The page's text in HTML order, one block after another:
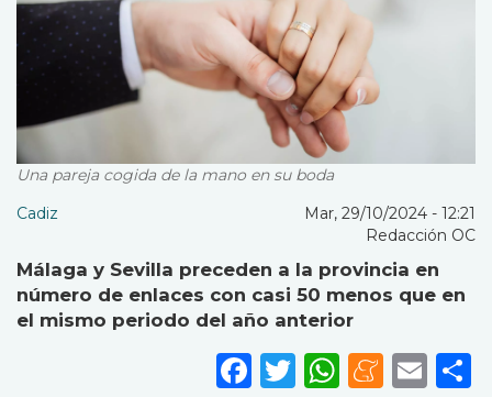
Una pareja cogida de la mano en su boda
Cadiz
Mar, 29/10/2024 - 12:21
Redacción OC
Málaga y Sevilla preceden a la provincia en
número de enlaces con casi 50 menos que en
el mismo periodo del año anterior
Facebook
Twitter